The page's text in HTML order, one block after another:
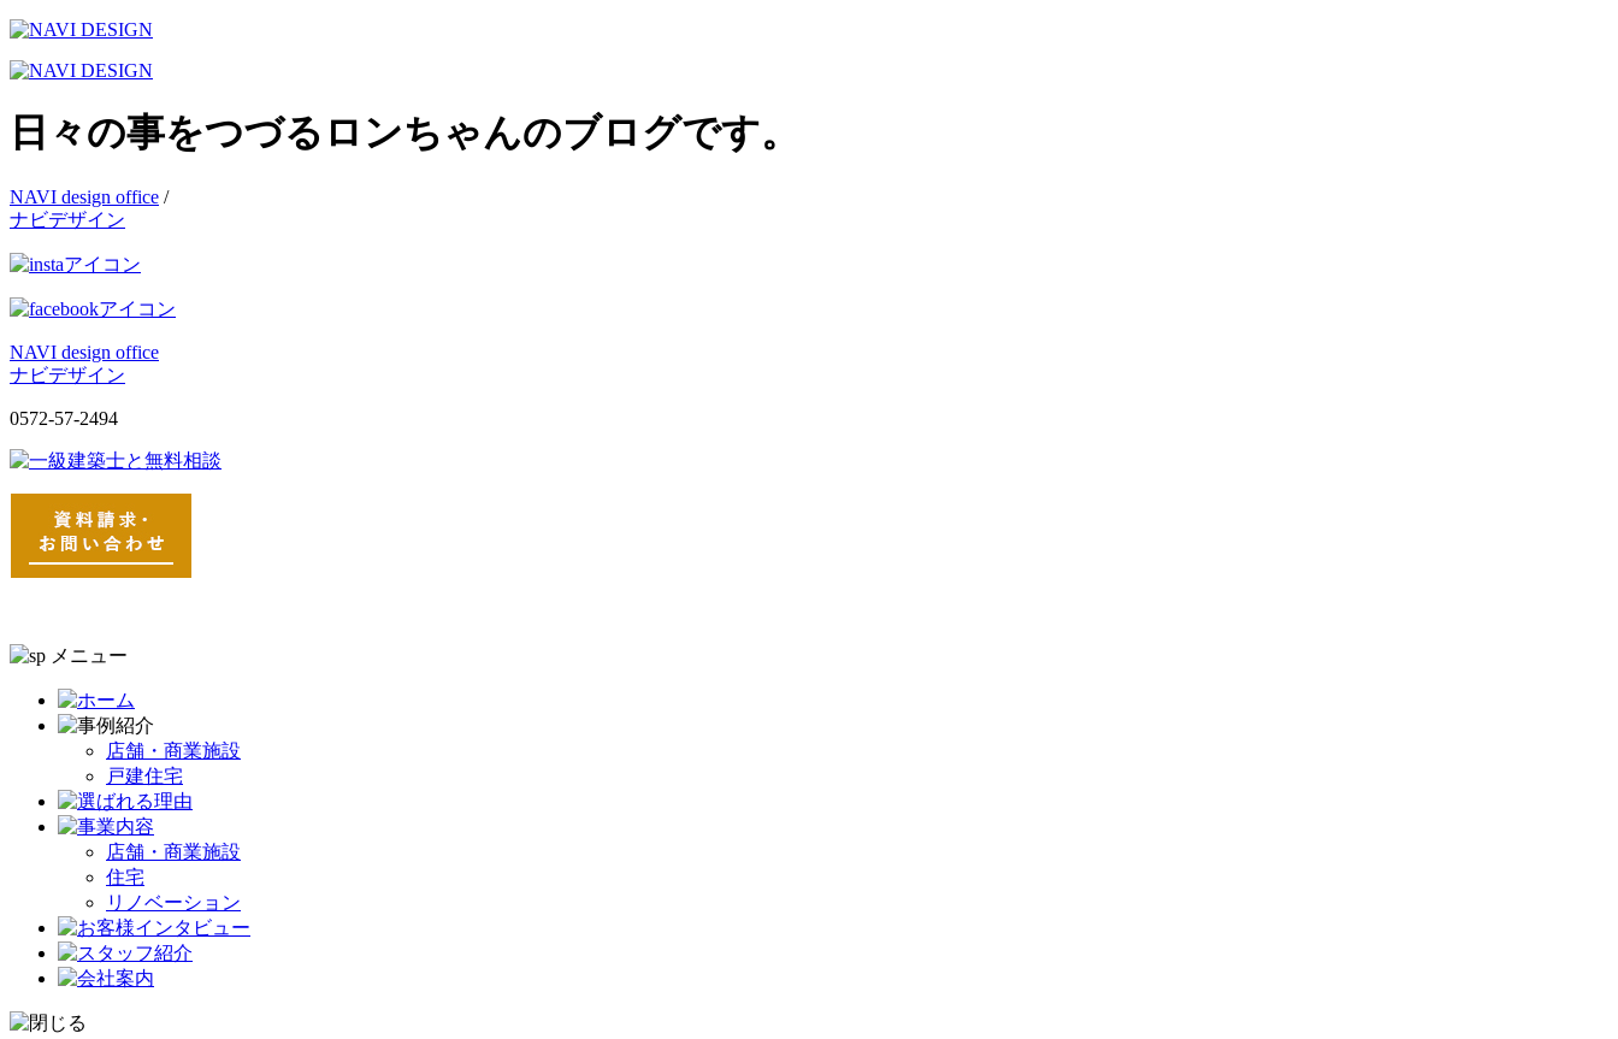
日々の事をつづるロンちゃんのブログです。
NAVI design office /
ナビデザイン
NAVI design office
ナビデザイン
0572-57-2494
店舗・商業施設
戸建住宅
店舗・商業施設
住宅
リノベーション